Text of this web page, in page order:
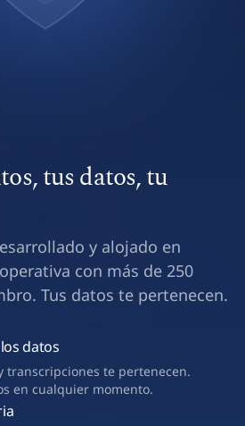
tus datos, tu
y alojado en
con más de 250
Tus datos te pertenecen.
datos
transcripciones te pertenecen.
en cualquier momento.